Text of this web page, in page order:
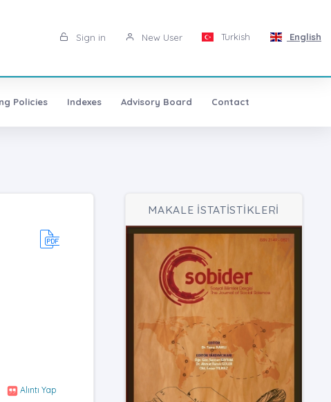
Sign in New User Turkish English
Policies Indexes Advisory Board Contact
Alıntı Yap
MAKALE İSTATİSTİKLERİ